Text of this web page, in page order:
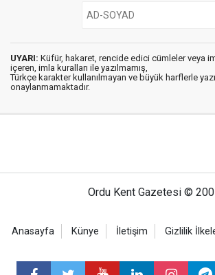
UYARI: Küfür, hakaret, rencide edici cümleler veya
içeren, imla kuralları ile yazılmamış,
Türkçe karakter kullanılmayan ve büyük harflerle
onaylanmamaktadır.
Ordu Kent Gazetesi ©
Anasayfa Künye İletişim Gizlilik